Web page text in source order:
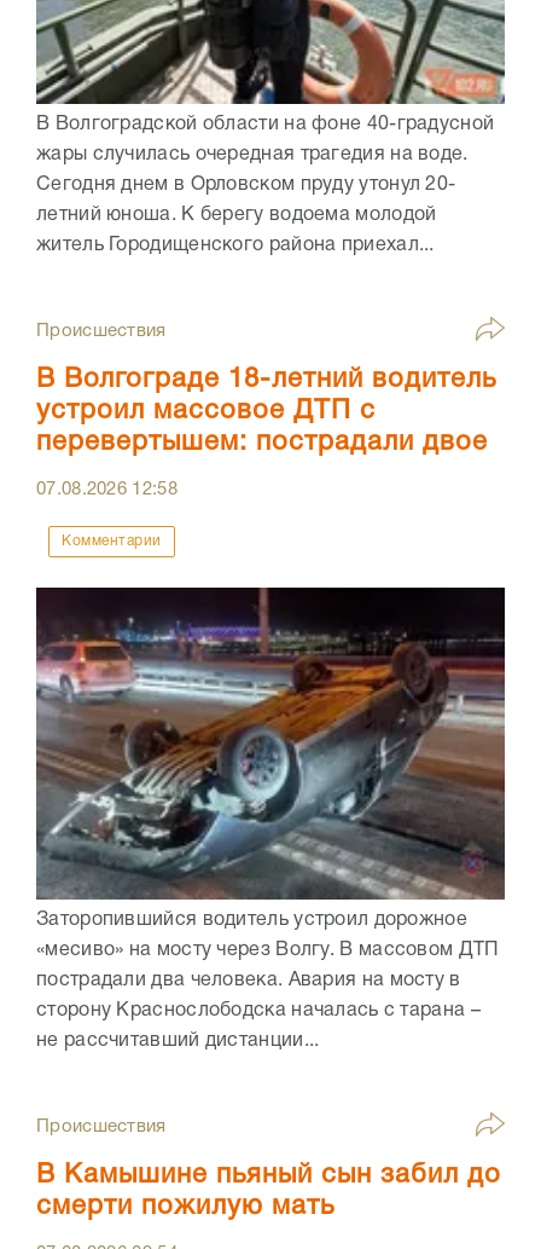
В Волгоградской области на фоне 40-градусной
жары случилась очередная трагедия на воде.
Сегодня днем в Орловском пруду утонул 20-
летний юноша. К берегу водоема молодой
житель Городищенского района приехал...
Происшествия
В Волгограде 18-летний водитель
устроил массовое ДТП с
перевертышем: пострадали двое
07.08.2026 12:58
Комментарии
Заторопившийся водитель устроил дорожное
«месиво» на мосту через Волгу. В массовом ДТП
пострадали два человека. Авария на мосту в
сторону Краснослободска началась с тарана –
не рассчитавший дистанции...
Происшествия
В Камышине пьяный сын забил до
смерти пожилую мать